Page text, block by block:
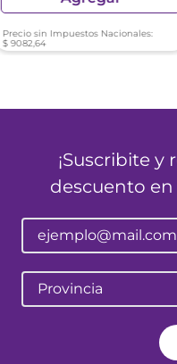
Precio sin Impuestos Nacionales:
$ 9082,64
¡Suscribite
descuento
Provincia